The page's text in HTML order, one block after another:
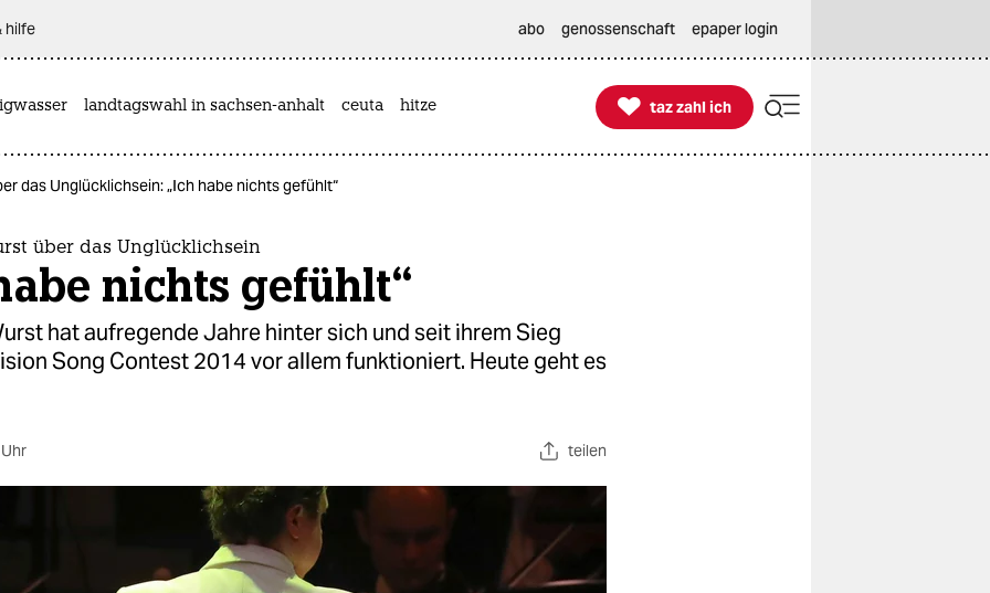
hilfe abo genossenschaft epaper login
landtagswahl in sachsen-anhalt ceuta hitze 
taz zahl ich
taz zahl ich
das Unglücklichsein: „Ich habe nichts gefühlt“
über das Unglücklichsein
nichts gefühlt“
hat aufregende Jahre hinter sich und seit ihrem Sieg
Song Contest 2014 vor allem funktioniert. Heute geht es
teilen